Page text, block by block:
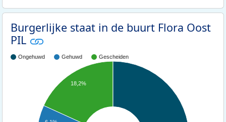
Burgerlijke staat in de buurt Flora Oost
PIL
Ongehuwd Gehuwd Gescheiden
18,2%